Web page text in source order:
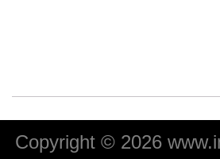
Copyright © 2026